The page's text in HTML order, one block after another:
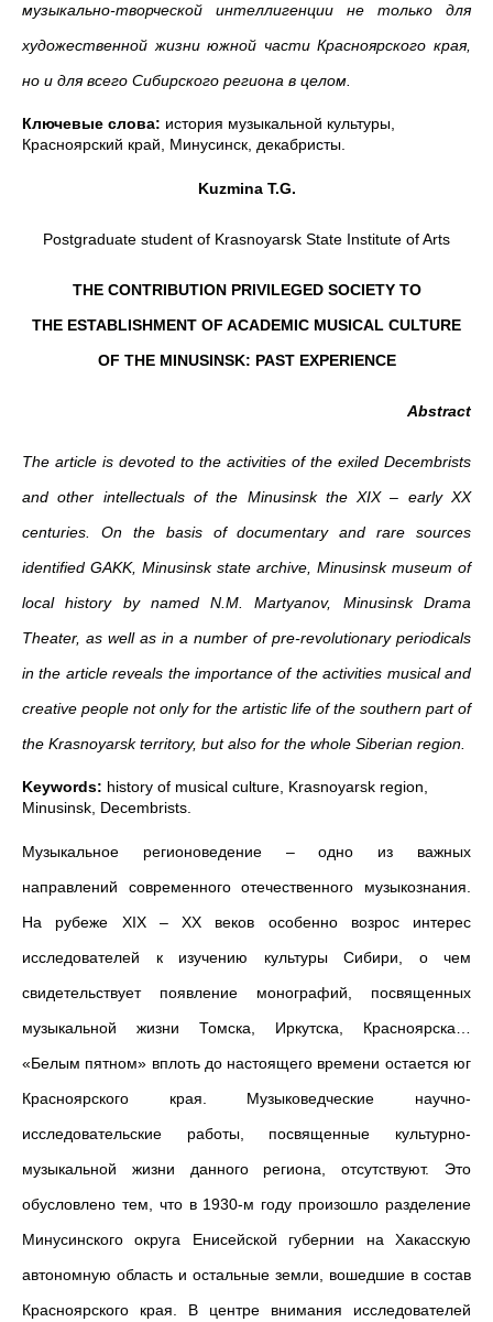
музыкально-творческой интеллигенции не только для
художественной жизни южной части Красноярского края,
но и для всего Сибирского региона в целом.
Ключевые слова: история музыкальной культуры,
Красноярский край, Минусинск, декабристы.
Kuzmina T.G.
Postgraduate student of Krasnoyarsk State Institute of Arts
THE CONTRIBUTION PRIVILEGED SOCIETY TO
THE ESTABLISHMENT OF ACADEMIC MUSICAL CULTURE
OF THE MINUSINSK: PAST EXPERIENCE
Abstract
The article is devoted to the activities of the exiled Decembrists
and other intellectuals of the Minusinsk the XIX– earlyXX
centuries
On the basis of documentary and rare sources
identified GAKK, Minusinsk state archive, Minusinsk museum of
local history by named N.M. Martyanov, Minusinsk Drama
Theater, as well as in a number of pre-revolutionary periodicals
in the article reveals the importance of the activities musical and
creative people not only for the artistic life of the southern part of
the Krasnoyarsk territory, but also for the whole Siberian region.
Keywords: history of musical culture, Krasnoyarsk region,
Minusinsk, Decembrists.
Музыкальное регионоведение – одно из важных
направлений современного отечественного музыкознания.
На рубеже ХIХ – ХХ веков особенно возрос интерес
исследователей к изучению культуры Сибири, о чем
свидетельствует появление монографий, посвященных
музыкальной жизни Томска, Иркутска, Красноярска…
«Белым пятном» вплоть до настоящего времени остается юг
Красноярского края. Музыковедческие научно-
исследовательские работы, посвященные культурно-
музыкальной жизни данного региона, отсутствуют. Это
обусловлено тем, что в 1930-м году произошло разделение
Минусинского округа Енисейской губернии на Хакасскую
автономную область и остальные земли, вошедшие в состав
Красноярского края. В центре внимания исследователей